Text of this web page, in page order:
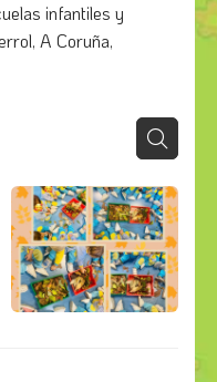
infantiles y
A Coruña,